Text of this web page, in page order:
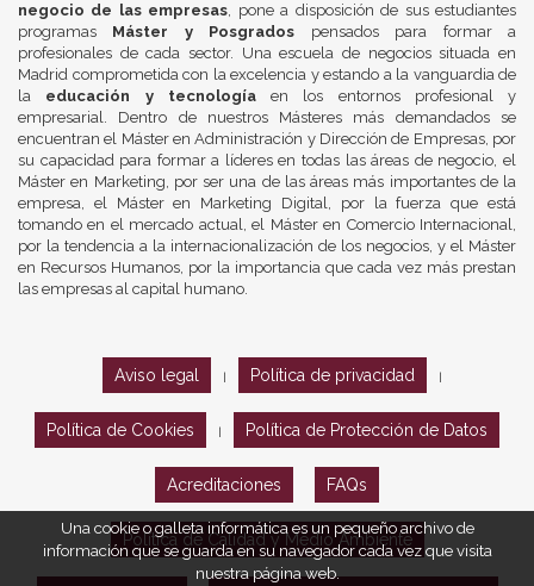
negocio de las empresas, pone a disposición de sus estudiantes
programas Máster y Posgrados pensados para formar a
profesionales de cada sector. Una escuela de negocios situada en
Madrid comprometida con la excelencia y estando a la vanguardia de
la educación y tecnologíaen los entornos profesional y
empresarial. Dentro de nuestros Másteres más demandados se
encuentran el Máster en Administración y Dirección de Empresas, por
su capacidad para formar a líderes en todas las áreas de negocio, el
Máster en Marketing, por ser una de las áreas más importantes de la
empresa, el Máster en Marketing Digital, por la fuerza que está
tomando en el mercado actual, el Máster en Comercio Internacional,
por la tendencia a la internacionalización de los negocios, y el Máster
en Recursos Humanos, por la importancia que cada vez más prestan
las empresas al capital humano.
Aviso legal Política de privacidad
Política de Cookies Política de Protección de Datos
Acreditaciones FAQs
Política de Calidad y Medio Ambiente
Una cookie o galleta informática es un pequeño archivo de
información que se guarda en su navegador cada vez que visita
nuestra página web.